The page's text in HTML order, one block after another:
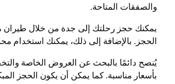
والصفقات المتاحة.
يمكنك حجز رحلتك إلى جدة من خلال طيران
الحجز. بالإضافة إلى ذلك، يمكنك استخدام
يُنصح دائمًا بالبحث عن العروض الخاصة
بأسعار مناسبة. كما يمكن أن يكون الحجز